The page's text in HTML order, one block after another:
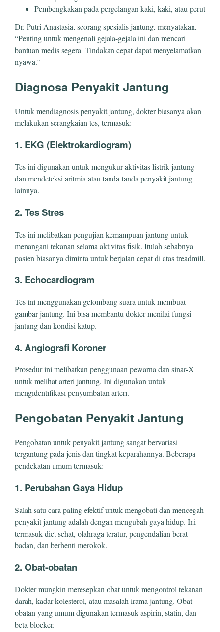
Pembengkakan pada pergelangan kaki, kaki, atau perut
Dr. Putri Anastasia, seorang spesialis jantung, menyatakan,
“Penting untuk mengenali gejala-gejala ini dan mencari
bantuan medis segera. Tindakan cepat dapat menyelamatkan
nyawa.”
Diagnosa Penyakit Jantung
Untuk mendiagnosis penyakit jantung, dokter biasanya akan
melakukan serangkaian tes, termasuk:
1. EKG (Elektrokardiogram)
Tes ini digunakan untuk mengukur aktivitas listrik jantung
dan mendeteksi aritmia atau tanda-tanda penyakit jantung
lainnya.
2. Tes Stres
Tes ini melibatkan pengujian kemampuan jantung untuk
menangani tekanan selama aktivitas fisik. Itulah sebabnya
pasien biasanya diminta untuk berjalan cepat di atas treadmill.
3. Echocardiogram
Tes ini menggunakan gelombang suara untuk membuat
gambar jantung. Ini bisa membantu dokter menilai fungsi
jantung dan kondisi katup.
4. Angiografi Koroner
Prosedur ini melibatkan penggunaan pewarna dan sinar-X
untuk melihat arteri jantung. Ini digunakan untuk
mengidentifikasi penyumbatan arteri.
Pengobatan Penyakit Jantung
Pengobatan untuk penyakit jantung sangat bervariasi
tergantung pada jenis dan tingkat keparahannya. Beberapa
pendekatan umum termasuk:
1. Perubahan Gaya Hidup
Salah satu cara paling efektif untuk mengobati dan mencegah
penyakit jantung adalah dengan mengubah gaya hidup. Ini
termasuk diet sehat, olahraga teratur, pengendalian berat
badan, dan berhenti merokok.
2. Obat-obatan
Dokter mungkin meresepkan obat untuk mengontrol tekanan
darah, kadar kolesterol, atau masalah irama jantung. Obat-
obatan yang umum digunakan termasuk aspirin, statin, dan
beta-blocker.